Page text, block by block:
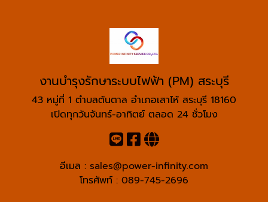
งานบำรุงรักษาระบบไฟฟ้า (PM) สระบุรี
43 หมู่ที่ 1 ตำบลต้นตาล อำเภอเสาไห้ สระบุรี 18160
เปิดทุกวันจันทร์-อาทิตย์ ตลอด 24 ชั่วโมง
อีเมล : sales@power-infinity.com
โทรศัพท์ : 089-745-2696